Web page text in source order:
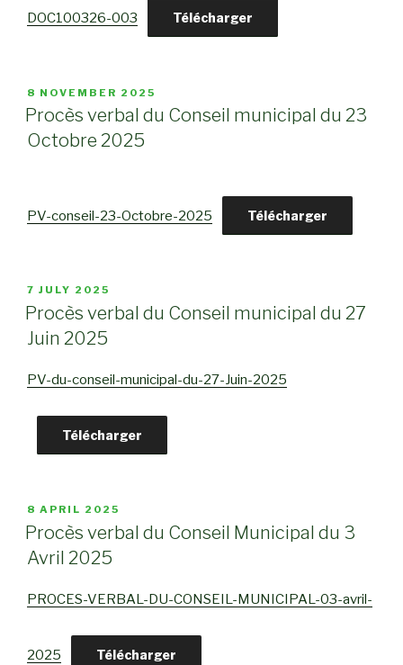
DOC100326-003 Télécharger
POSTED
ON
8 NOVEMBER 2025
Procès verbal du Conseil municipal du 23
Octobre 2025
PV-conseil-23-Octobre-2025 Télécharger
POSTED
ON
7 JULY 2025
Procès verbal du Conseil municipal du 27
Juin 2025
PV-du-conseil-municipal-du-27-Juin-2025
Télécharger
POSTED
ON
8 APRIL 2025
Procès verbal du Conseil Municipal du 3
Avril 2025
PROCES-VERBAL-DU-CONSEIL-MUNICIPAL-03-avril-
2025 Télécharger